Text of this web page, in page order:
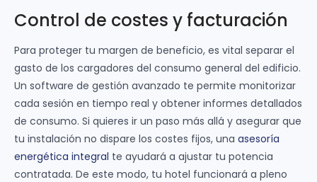
Control de costes y facturación
Para proteger tu margen de beneficio, es vital separar el
gasto de los cargadores del consumo general del edificio.
Un software de gestión avanzado te permite monitorizar
cada sesión en tiempo real y obtener informes detallados
de consumo. Si quieres ir un paso más allá y asegurar que
tu instalación no dispare los costes fijos, una asesoría
energética integral te ayudará a ajustar tu potencia
contratada. De este modo, tu hotel funcionará a pleno